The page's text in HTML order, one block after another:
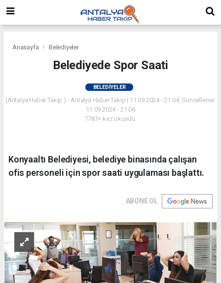
Anasayfa Belediyeler
Belediyede Spor Saati
BELEDIYELER
(Antalya Haber Takip ) - Antalya Haber Takip | 11.09.2024 - 21:04, Güncelleme:
11.09.2024 - 21:04
7787+ kez okundu.
Konyaaltı Belediyesi, belediye binasında çalışan
ofis personeli için spor saati uygulaması başlattı.
ABONE OL